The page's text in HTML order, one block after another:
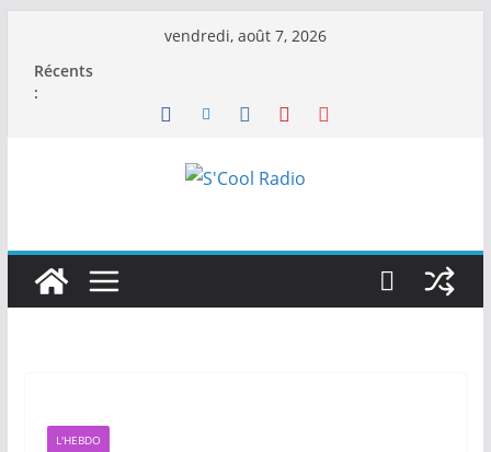
contenu
vendredi, août 7, 2026
Récents
:
L'HEBDO